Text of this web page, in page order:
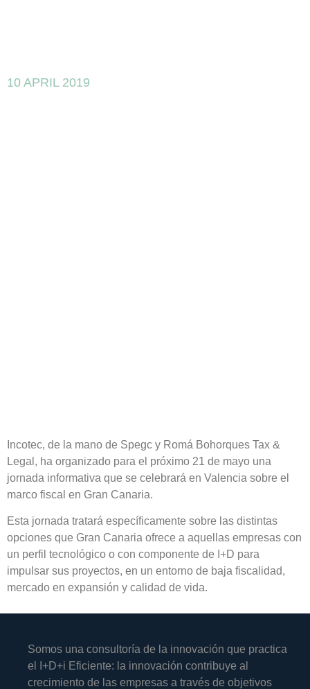
10 APRIL 2019
Incotec, de la mano de Spegc y Romá Bohorques Tax &
Legal, ha organizado para el próximo 21 de mayo una
jornada informativa que se celebrará en Valencia sobre el
marco fiscal en Gran Canaria.
Esta jornada tratará específicamente sobre las distintas
opciones que Gran Canaria ofrece a aquellas empresas con
un perfil tecnológico o con componente de I+D para
impulsar sus proyectos, en un entorno de baja fiscalidad,
mercado en expansión y calidad de vida.
Somos una consultoría de la innovación que practica
el I+D+i Eficiente: la innovación contribuye al
crecimiento de las empresas a través de objetivos